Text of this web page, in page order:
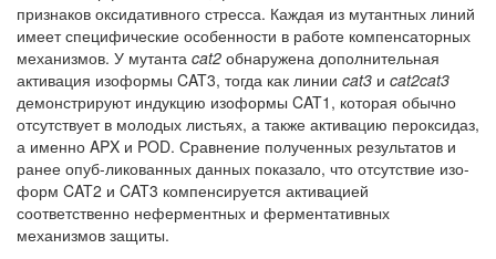
признаков оксидативного стресса. Каждая из мутантных линий
имеет специфические особенности в работе компенсаторных
механизмов. У мутанта cat2 обнаружена дополнительная
активация изоформы CAT3, тогда как линии cat3 и cat2cat3
демонстрируют индукцию изоформы CAT1, которая обычно
отсутствует в молодых листьях, а также активацию пероксидаз,
а именно APX и POD. Сравнение полученных результатов и
ранее опуб-ликованных данных показало, что отсутствие изо-
форм CAT2 и CAT3 компенсируется активацией
соответственно неферментных и ферментативных
механизмов защиты.